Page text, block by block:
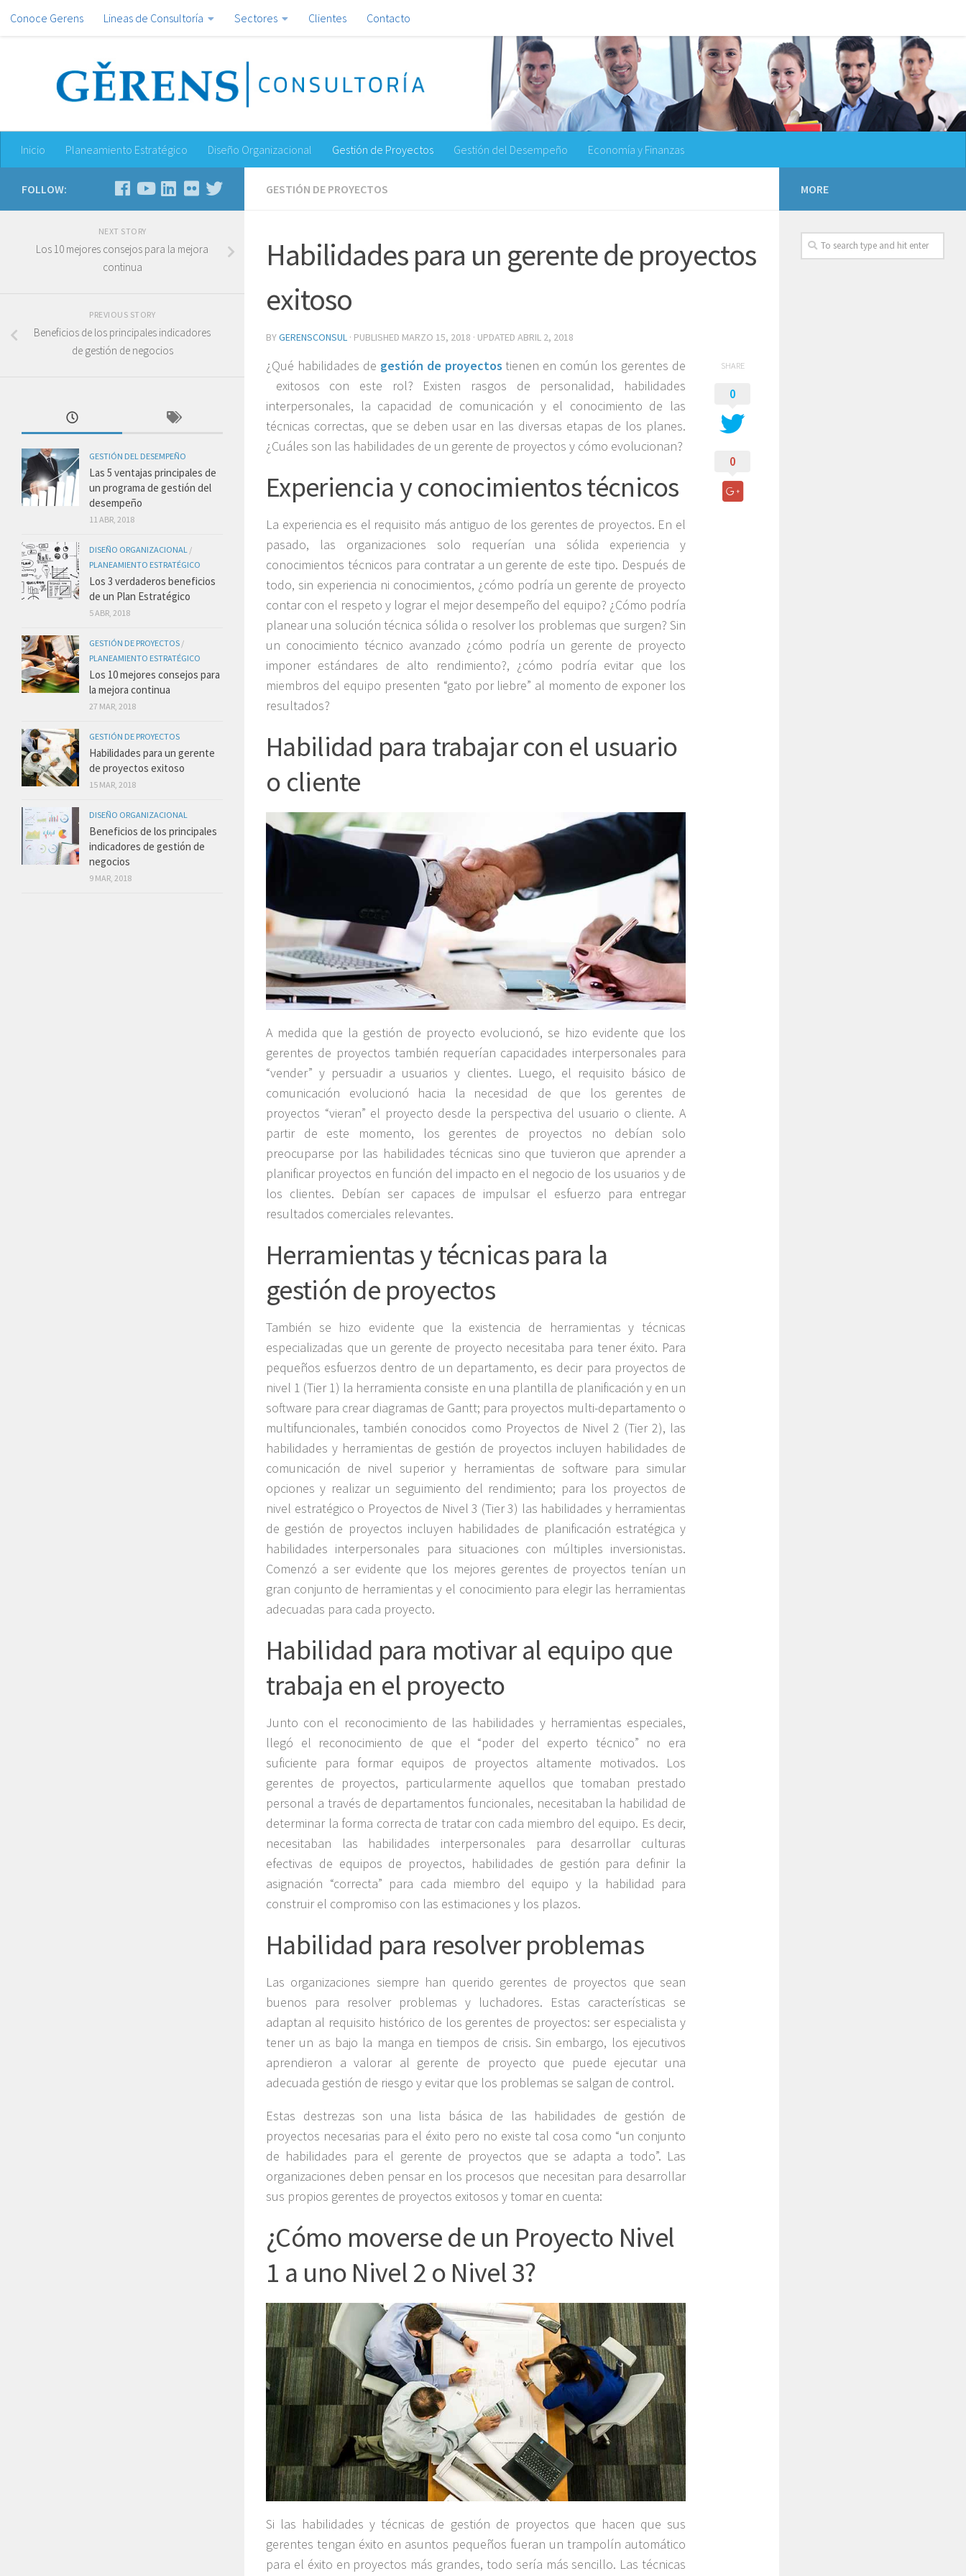
Conoce Gerens Lineas de Consultoría Sectores Clientes Contacto
Inicio Planeamiento Estratégico Diseño Organizacional Gestión de Proyectos Gestión del Desempeño Economía y Finanzas
GESTIÓN DE PROYECTOS
Habilidades para un gerente de proyectos
exitoso
BYGERENSCONSUL · PUBLISHED MARZO 15, 2018 · UPDATED ABRIL 2, 2018
¿Qué habilidades de gestión de proyectos tienen en común los gerentes de
exitosos con este rol? Existen rasgos de personalidad, habilidades
interpersonales, la capacidad de comunicación y el conocimiento de las
técnicas correctas, que se deben usar en las diversas etapas de los planes.
¿Cuáles son las habilidades de un gerente de proyectos y cómo evolucionan?
Experiencia y conocimientos técnicos
La experiencia es el requisito más antiguo de los gerentes de proyectos. En el
pasado, las organizaciones solo requerían una sólida experiencia y
conocimientos técnicos para contratar a un gerente de este tipo. Después de
todo, sin experiencia ni conocimientos, ¿cómo podría un gerente de proyecto
contar con el respeto y lograr el mejor desempeño del equipo? ¿Cómo podría
planear una solución técnica sólida o resolver los problemas que surgen? Sin
un conocimiento técnico avanzado ¿cómo podría un gerente de proyecto
imponer estándares de alto rendimiento?, ¿cómo podría evitar que los
miembros del equipo presenten “gato por liebre” al momento de exponer los
resultados?
Habilidad para trabajar con el usuario
o cliente
A medida que la gestión de proyecto evolucionó, se hizo evidente que los
gerentes de proyectos también requerían capacidades interpersonales para
“vender” y persuadir a usuarios y clientes. Luego, el requisito básico de
comunicación evolucionó hacia la necesidad de que los gerentes de
proyectos “vieran” el proyecto desde la perspectiva del usuario o cliente. A
partir de este momento, los gerentes de proyectos no debían solo
preocuparse por las habilidades técnicas sino que tuvieron que aprender a
planificar proyectos en función del impacto en el negocio de los usuarios y de
los clientes. Debían ser capaces de impulsar el esfuerzo para entregar
resultados comerciales relevantes.
Herramientas y técnicas para la
gestión de proyectos
También se hizo evidente que la existencia de herramientas y técnicas
especializadas que un gerente de proyecto necesitaba para tener éxito. Para
pequeños esfuerzos dentro de un departamento, es decir para proyectos de
nivel 1 (Tier 1) la herramienta consiste en una plantilla de planificación y en un
software para crear diagramas de Gantt; para proyectos multi-departamento o
multifuncionales, también conocidos como Proyectos de Nivel 2 (Tier 2), las
habilidades y herramientas de gestión de proyectos incluyen habilidades de
comunicación de nivel superior y herramientas de software para simular
opciones y realizar un seguimiento del rendimiento; para los proyectos de
nivel estratégico o Proyectos de Nivel 3 (Tier 3) las habilidades y herramientas
de gestión de proyectos incluyen habilidades de planificación estratégica y
habilidades interpersonales para situaciones con múltiples inversionistas.
Comenzó a ser evidente que los mejores gerentes de proyectos tenían un
gran conjunto de herramientas y el conocimiento para elegir las herramientas
adecuadas para cada proyecto.
Habilidad para motivar al equipo que
trabaja en el proyecto
Junto con el reconocimiento de las habilidades y herramientas especiales,
llegó el reconocimiento de que el “poder del experto técnico” no era
suficiente para formar equipos de proyectos altamente motivados. Los
gerentes de proyectos, particularmente aquellos que tomaban prestado
personal a través de departamentos funcionales, necesitaban la habilidad de
determinar la forma correcta de tratar con cada miembro del equipo. Es decir,
necesitaban las habilidades interpersonales para desarrollar culturas
efectivas de equipos de proyectos, habilidades de gestión para definir la
asignación “correcta” para cada miembro del equipo y la habilidad para
construir el compromiso con las estimaciones y los plazos.
Habilidad para resolver problemas
Las organizaciones siempre han querido gerentes de proyectos que sean
buenos para resolver problemas y luchadores. Estas características se
adaptan al requisito histórico de los gerentes de proyectos: ser especialista y
tener un as bajo la manga en tiempos de crisis. Sin embargo, los ejecutivos
aprendieron a valorar al gerente de proyecto que puede ejecutar una
adecuada gestión de riesgo y evitar que los problemas se salgan de control.
Estas destrezas son una lista básica de las habilidades de gestión de
proyectos necesarias para el éxito pero no existe tal cosa como “un conjunto
de habilidades para el gerente de proyectos que se adapta a todo”. Las
organizaciones deben pensar en los procesos que necesitan para desarrollar
sus propios gerentes de proyectos exitosos y tomar en cuenta:
¿Cómo moverse de un Proyecto Nivel
1 a uno Nivel 2 o Nivel 3?
Si las habilidades y técnicas de gestión de proyectos que hacen que sus
gerentes tengan éxito en asuntos pequeños fueran un trampolín automático
para el éxito en proyectos más grandes, todo sería más sencillo. Las técnicas
SHARE
0
0
FOLLOW:
NEXT STORY
Los 10 mejores consejos para la mejora
continua
PREVIOUS STORY
Beneficios de los principales indicadores
de gestión de negocios
GESTIÓN DEL DESEMPEÑO
Las 5 ventajas principales de
un programa de gestión del
desempeño
11 ABR, 2018
DISEÑO ORGANIZACIONAL /
PLANEAMIENTO ESTRATÉGICO
Los 3 verdaderos beneficios
de un Plan Estratégico
5 ABR, 2018
GESTIÓN DE PROYECTOS /
PLANEAMIENTO ESTRATÉGICO
Los 10 mejores consejos para
la mejora continua
27 MAR, 2018
GESTIÓN DE PROYECTOS
Habilidades para un gerente
de proyectos exitoso
15 MAR, 2018
DISEÑO ORGANIZACIONAL
Beneficios de los principales
indicadores de gestión de
negocios
9 MAR, 2018
MORE